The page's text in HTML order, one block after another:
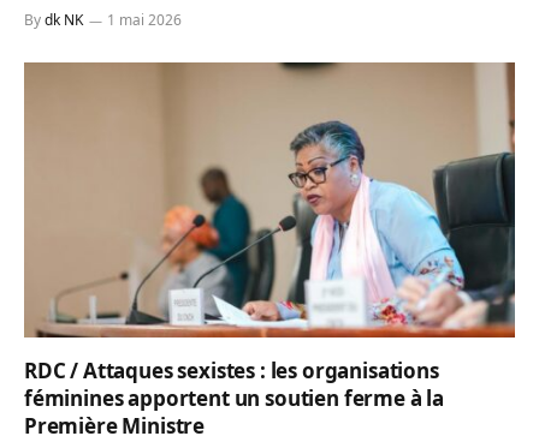
Bydk NK 1 mai 2026
RDC / Attaques sexistes : les organisations
féminines apportent un soutien ferme à la
Première Ministre